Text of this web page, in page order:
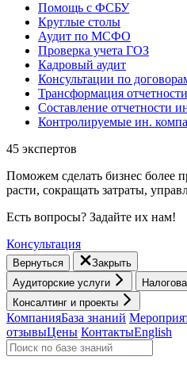
Помощь с ФСБУ
Круглые столы
Аудит по МСФО
Проверка учета ГОЗ
Кадровый аудит
Консультации по
Трансформация
Составление отчетности
Контролируемые ин.
45 экспертов
Поможем сделать бизнес более
расти, cокращать затраты,
Есть вопросы? Задайте их нам!
Консультация
Вернуться
Закрыть
Аудиторские услуги
Консалтинг и проекты
КомпанияБаза знаний
отзывыЦены КонтактыEnglish